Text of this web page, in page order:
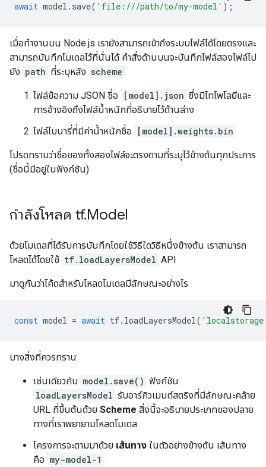
await model . save( 'file:///path/to/my-model' );
เมื่อทำงานบน Node.js เรายังสามารถเข้าถึงระบบไฟล์ได้โดยตรงและ
สามารถบันทึกโมเดลไว้ที่นั่นได้ คำสั่งด้านบนจะบันทึกไฟล์สองไฟล์ไป
ยัง path ที่ระบุหลัง scheme
ไฟล์ข้อความ JSON ชื่อ [model].json ซึ่งมีโทโพโลยีและ
การอ้างอิงถึงไฟล์น้ำหนักที่อธิบายไว้ด้านล่าง
ไฟล์ไบนารี่ที่มีค่าน้ำหนักชื่อ
[model].weights.bin
โปรดทราบว่าชื่อของทั้งสองไฟล์จะตรงตามที่ระบุไว้ข้างต้นทุกประการ
(ชื่อนี้มีอยู่ในฟังก์ชัน)
กำลังโหลด tf.Model
ด้วยโมเดลที่ได้รับการบันทึกโดยใช้วิธีใดวิธีหนึ่งข้างต้น เราสามารถ
โหลดได้โดยใช้ tf.loadLayersModel API
มาดูกันว่าโค้ดสำหรับโหลดโมเดลมีลักษณะอย่างไร
const model = await tf. loadLayersModel(
บางสิ่งที่ควรทราบ:
เช่นเดียวกับ model.save() ฟังก์ชัน
loadLayersModel รับอาร์กิวเมนต์สตริงที่มีลักษณะคล้าย
URL ที่ขึ้นต้นด้วย Scheme สิ่งนี้จะอธิบายประเภทของปลาย
ทางที่เราพยายามโหลดโมเดล
โครงการจะตามมาด้วย เส้นทาง ในตัวอย่างข้างต้น เส้นทาง
คือ my-model-1